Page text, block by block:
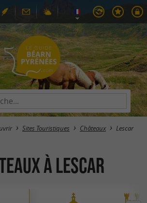
Sites Touristiques Châteaux Lescar
à Lescar